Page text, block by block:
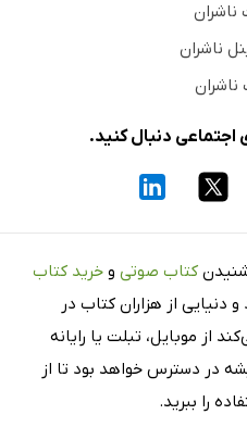
ناشران
اجتماعی دنبال کنید.
کتاب صوتی و خرید کتاب
دنیایی از هزاران کتاب در
از موبایل، تبلت یا رایانه
در دسترس خواهد بود تا از
را ببرید.